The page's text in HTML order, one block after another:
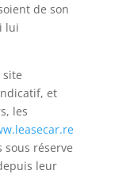
de son
lui
et
les
sous réserve
leur